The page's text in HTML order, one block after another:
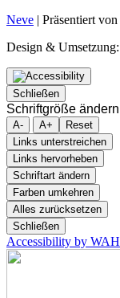
Neve | Präsentiert von
Design & Umsetzung:
Schließen
Schriftgröße ändern
A- A+
Reset
Links unterstreichen
Links hervorheben
Schriftart ändern
Farben umkehren
Alles zurücksetzen
Schließen
Accessibility by WAH